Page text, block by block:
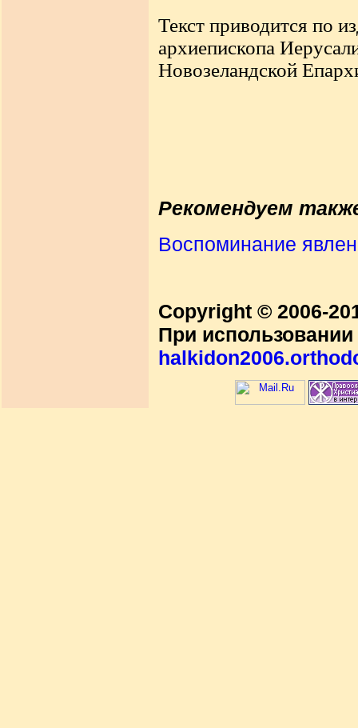
Текст приводится по
архиепископа
Новозеландской
Рекомендуем
Воспоминание
Copyright © 2006-
При